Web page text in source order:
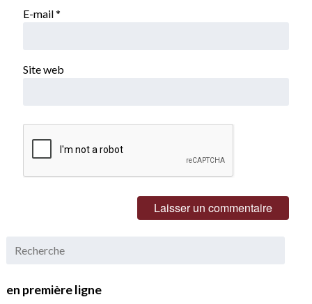
E-mail*
Site web
en première ligne